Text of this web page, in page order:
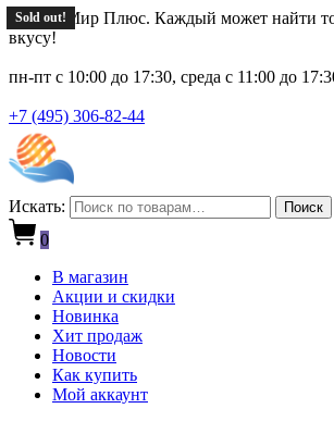
Новый Мир Плюс. Каждый может найти
вкусу!
пн-пт с 10:00 до 17:30, среда с 11:00 до
+7 (495) 306-82-44
Искать: Поиск
0
В магазин
Акции и скидки
Новинка
Хит продаж
Новости
Как купить
Мой аккаунт
Sold out!
Sold out!
Sold out!